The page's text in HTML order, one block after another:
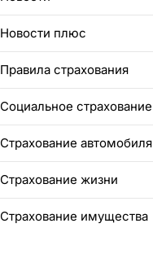
Новости плюс
Правила страхования
Социальное страхование
Страхование автомобиля
Страхование жизни
Страхование имущества